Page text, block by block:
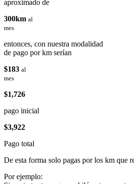
aproximado de
300km al
mes
entonces, con nuestra modalidad
de pago por km serían
$183 al
mes
$1,726
pago inicial
$3,922
Pago total
De esta forma solo pagas por los km que
Por ejemplo: